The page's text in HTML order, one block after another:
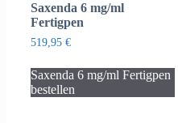
Saxenda 6 mg/ml
Fertigpen
519,95 €
Saxenda 6 mg/ml Fertigpen
bestellen